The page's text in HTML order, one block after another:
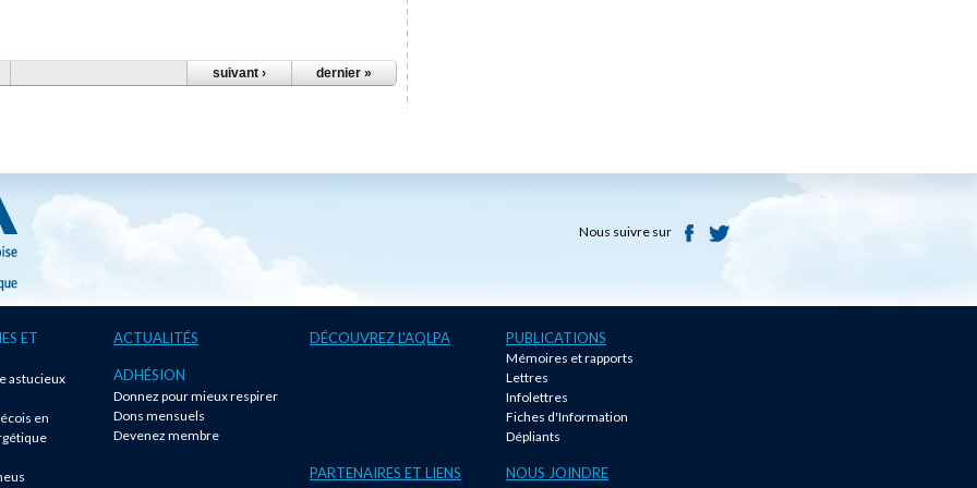
suivant › dernier »
Nous suivre sur
ET
astucieux
en
ACTUALITÉS
ADHÉSION
Donnez pour mieux respirer
Dons mensuels
Devenez membre
DÉCOUVREZ L'AQLPA PUBLICATIONS
Mémoires et rapports
Lettres
Infolettres
Fiches d'Information
Dépliants
PARTENAIRES ET LIENS NOUS JOINDRE